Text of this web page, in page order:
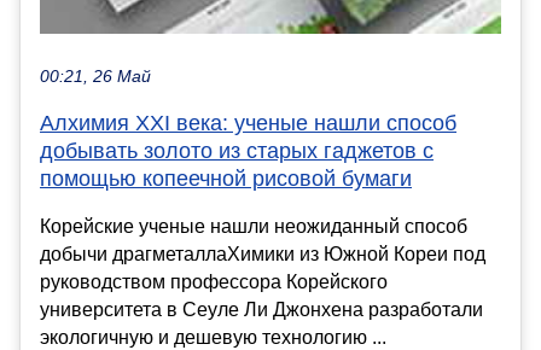
00:21, 26 Май
Алхимия XXI века: ученые нашли способ
добывать золото из старых гаджетов с
помощью копеечной рисовой бумаги
Корейские ученые нашли неожиданный способ
добычи драгметаллаХимики из Южной Кореи под
руководством профессора Корейского
университета в Сеуле Ли Джонхена разработали
экологичную и дешевую технологию ...